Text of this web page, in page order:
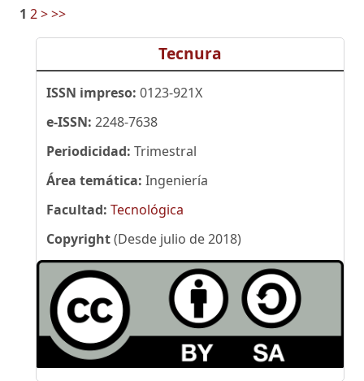
1 2>>>
Tecnura
ISSN impreso: 0123-921X
e-ISSN: 2248-7638
Periodicidad: Trimestral
Área temática: Ingeniería
Facultad: Tecnológica
Copyright(Desde julio de 2018)